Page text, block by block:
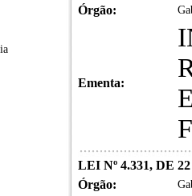
Órgão:
Ementa:
LEI Nº 4.331, DE
Órgão: